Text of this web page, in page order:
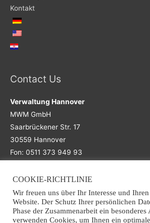
Kontakt
Contact Us
Verwaltung Hannover
MWM GmbH
Saarbrückener Str. 17
30559 Hannover
Fon: 0511 373 949 93
Main Office
Niederlassung Osnabrück
MWM GmbH
COOKIE-RICHTLINIE
Wir freuen uns über Ihr Interesse und
Website. Der Schutz Ihrer persönlichen
Phase der Zusammenarbeit ein
verwenden Cookies, um Ihnen ein